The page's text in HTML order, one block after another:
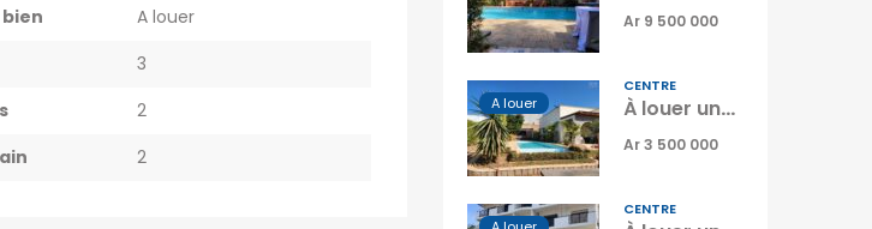
A louer
3
2
2
Ar 9 500 000
A louer
CENTRE
À louer une superbe villa de plain-pied T4 semi-meublée avec piscine située à Ambatobe Manazary Madagascar
Ar 3 500 000
CENTRE